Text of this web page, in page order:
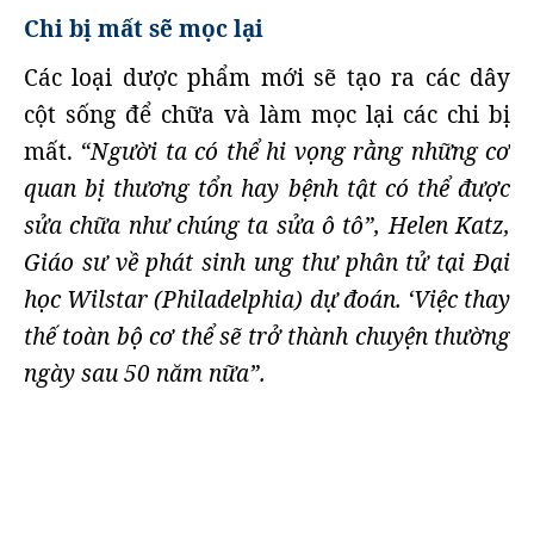
Chi bị mất sẽ mọc lại
Các loại dược phẩm mới sẽ tạo ra các dây
cột sống để chữa và làm mọc lại các chi bị
mất. “Người ta có thể hi vọng rằng những cơ
quan bị thương tổn hay bệnh tật có thể được
sửa chữa như chúng ta sửa ô tô”, Helen Katz,
Giáo sư về phát sinh ung thư phân tử tại Đại
học Wilstar (Philadelphia) dự đoán. ‘Việc thay
thế toàn bộ cơ thể sẽ trở thành chuyện thường
ngày sau 50 năm nữa”.